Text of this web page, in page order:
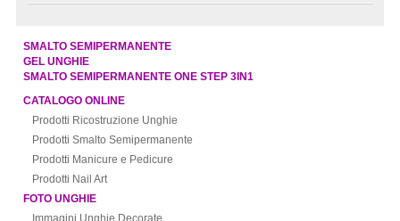
SMALTO SEMIPERMANENTE
GEL UNGHIE
SMALTO SEMIPERMANENTE ONE STEP 3IN1
CATALOGO ONLINE
Prodotti Ricostruzione Unghie
Prodotti Smalto Semipermanente
Prodotti Manicure e Pedicure
Prodotti Nail Art
FOTO UNGHIE